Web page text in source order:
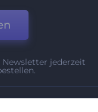
Newsletter jederzeit